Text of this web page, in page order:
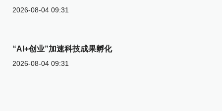
2026-08-04 09:31
“AI+创业”加速科技成果孵化
2026-08-04 09:31